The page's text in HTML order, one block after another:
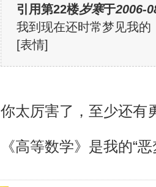
引用第22楼岁寒于2006-
我到现在还时常梦见我
[表情]
你太厉害了，至少还有
《高等数学》是我的“